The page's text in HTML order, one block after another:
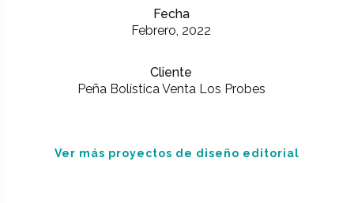
Fecha
Febrero, 2022
Cliente
Peña Bolística Venta Los Probes
Ver más proyectos de diseño editorial